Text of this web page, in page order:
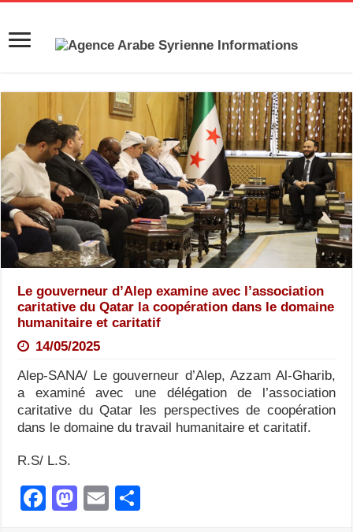
Le gouverneur d’Alep examine avec l’association
caritative du Qatar la coopération dans le domaine
humanitaire et caritatif
14/05/2025
Alep-SANA/ Le gouverneur d’Alep, Azzam Al-Gharib,
a examiné avec une délégation de l’association
caritative du Qatar les perspectives de coopération
dans le domaine du travail humanitaire et caritatif.
R.S/ L.S.
F
M
E